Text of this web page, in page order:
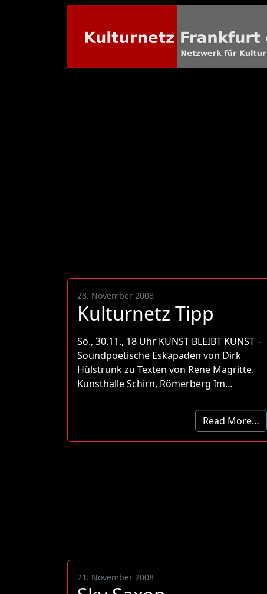
28. November 2008
Kulturnetz Tipp
So., 30.11., 18 Uhr KUNST BLEIBT KUNST –
Soundpoetische Eskapaden von Dirk
Hülstrunk zu Texten von Rene Magritte.
Kunsthalle Schirn, Römerberg Im…
Read More…
21. November 2008